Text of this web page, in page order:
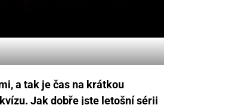
a tak je čas na krátkou
Jak dobře jste letošní sérii